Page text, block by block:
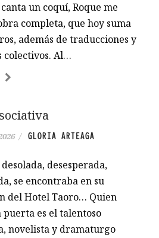
un coquí, Roque me
completa, que hoy suma
además de traducciones y
colectivos. Al…
/ GLORIA ARTEAGA
desesperada,
se encontraba en su
del Hotel Taoro… Quien
puerta es el talentoso
novelista y dramaturgo